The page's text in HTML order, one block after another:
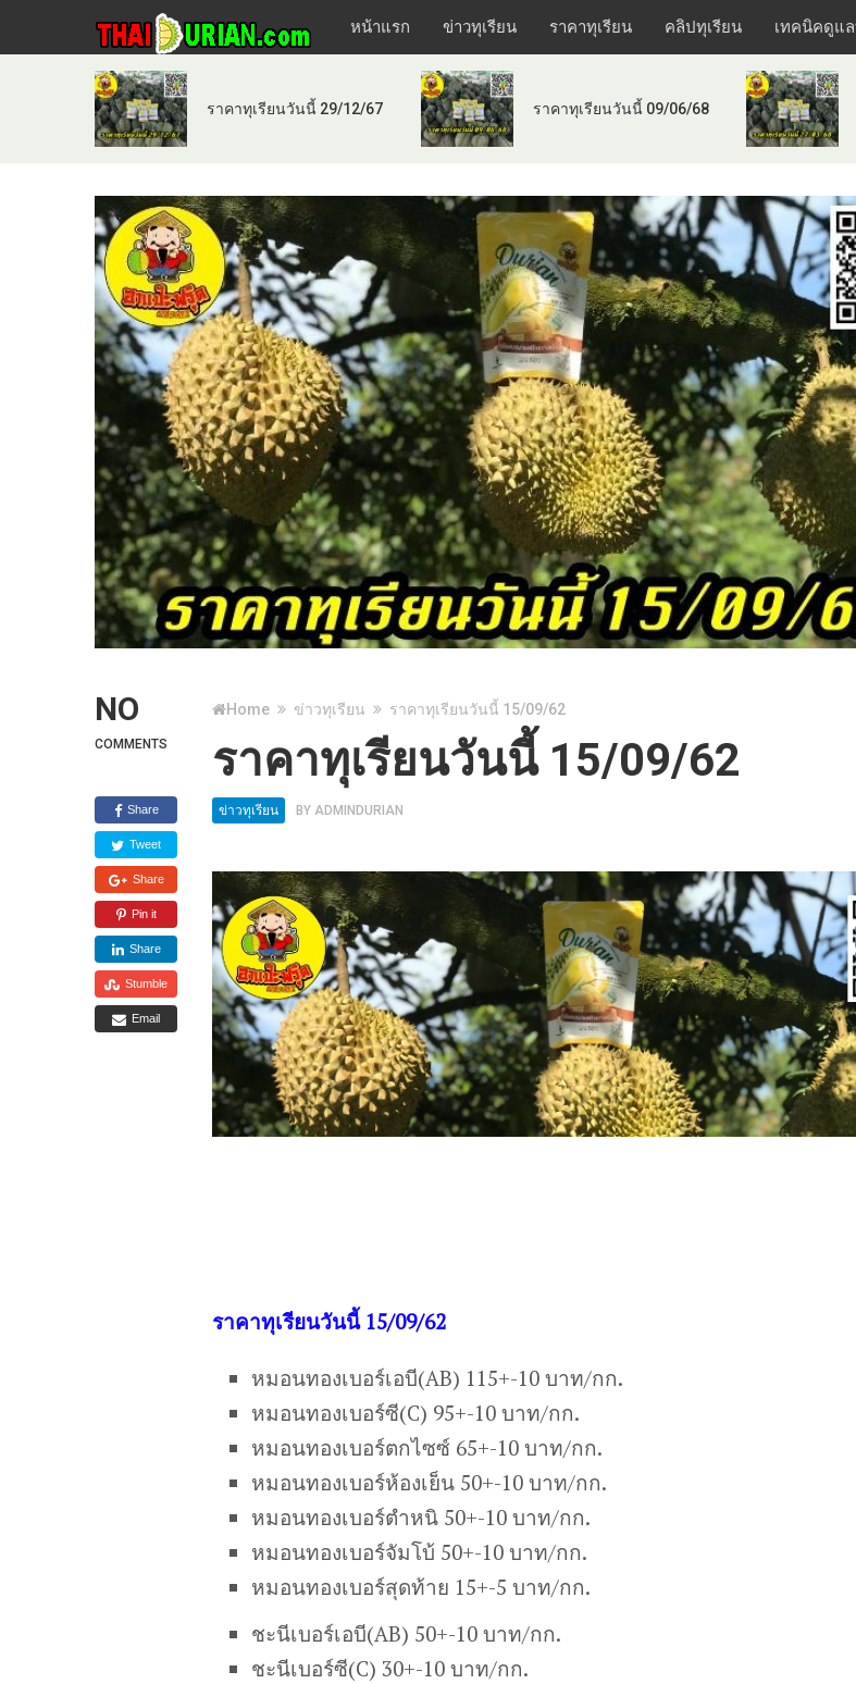
หน้าแรก ข่าวทุเรียน ราคาทุเรียน คลิปทุเรียน เทคนิคดูแ
ราคาทุเรียนวันนี้ 29/12/67 ราคาทุเรียนวันนี้ 09/06/68
NO
COMMENTS
Share
Tweet
Share
Pin it
Share
Stumble
Email
Home ข่าวทุเรียน ราคาทุเรียนวันนี้ 15/09/62
ราคาทุเรียนวันนี้ 15/09/62
ข่าวทุเรียน BY ADMINDURIAN
ราคาทุเรียนวันนี้ 15/09/62
หมอนทองเบอร์เอบี(AB) 115+-10 บาท/กก.
หมอนทองเบอร์ซี(C) 95+-10 บาท/กก.
หมอนทองเบอร์ตกไซซ์ 65+-10 บาท/กก.
หมอนทองเบอร์ห้องเย็น 50+-10 บาท/กก.
หมอนทองเบอร์ตำหนิ 50+-10 บาท/กก.
หมอนทองเบอร์จัมโบ้ 50+-10 บาท/กก.
หมอนทองเบอร์สุดท้าย 15+-5 บาท/กก.
ชะนีเบอร์เอบี(AB) 50+-10 บาท/กก.
ชะนีเบอร์ซี(C) 30+-10 บาท/กก.